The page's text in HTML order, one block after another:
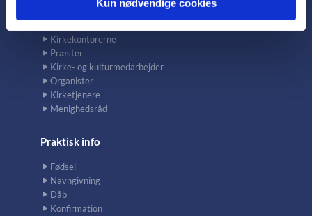
Kun nødvendige cookies
Kirkekontorerne
Præster
Kirke- og kulturmedarbejder
Organister
Kirketjenere
Menighedsråd
Praktisk info
Fødsel
Navngivning
Dåb
Konfirmation